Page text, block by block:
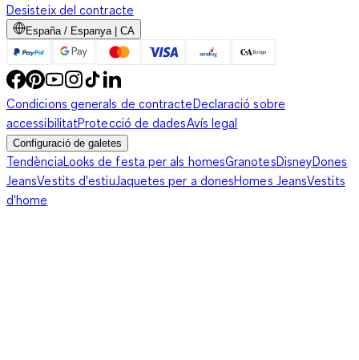
Desisteix del contracte
España / Espanya | CA
Condicions generals de contracteDeclaració sobre
accessibilitatProtecció de dadesAvís legal
Configuració de galetes
TendènciaLooks de festa per als homesGranotesDisneyDones
JeansVestits d'estiu Jaquetes per a donesHomes JeansVestits
d'home